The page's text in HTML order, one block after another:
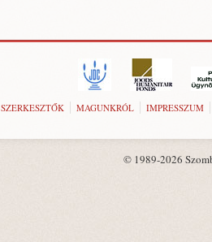
SZERKESZTŐK MAGUNKRÓL IMPRESSZUM
© 1989-2026